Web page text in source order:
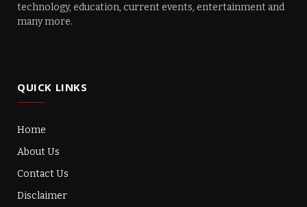
technology, education, current events, entertainment and
many more.
QUICK LINKS
Home
About Us
Contact Us
Disclaimer